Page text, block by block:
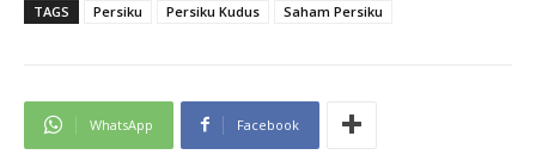
TAGS Persiku Persiku Kudus Saham Persiku
WhatsApp Facebook